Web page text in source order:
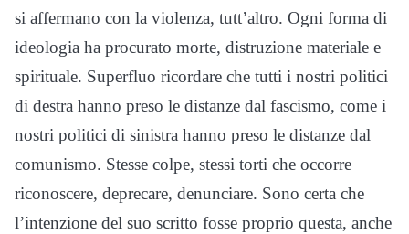
si affermano con la violenza, tutt’altro. Ogni forma di
ideologia ha procurato morte, distruzione materiale e
spirituale. Superfluo ricordare che tutti i nostri politici
di destra hanno preso le distanze dal fascismo, come i
nostri politici di sinistra hanno preso le distanze dal
comunismo. Stesse colpe, stessi torti che occorre
riconoscere, deprecare, denunciare. Sono certa che
l’intenzione del suo scritto fosse proprio questa, anche